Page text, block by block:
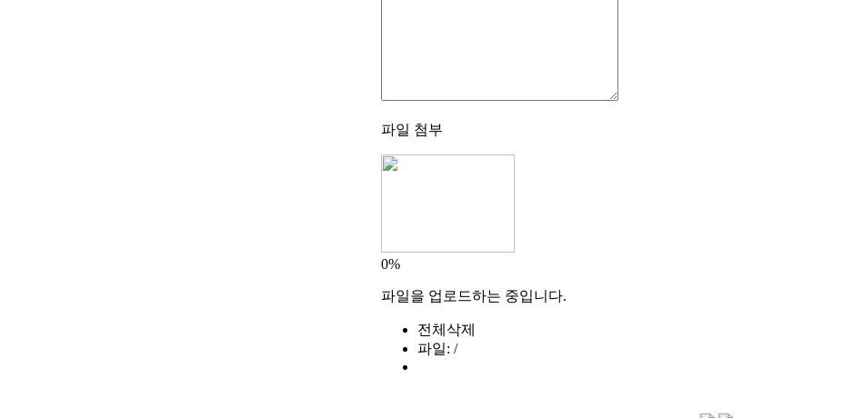
파일 첨부
0%
파일을 업로드하는 중입니다.
전체삭제
파일: /